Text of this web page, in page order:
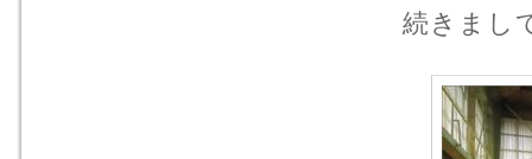
続きまし